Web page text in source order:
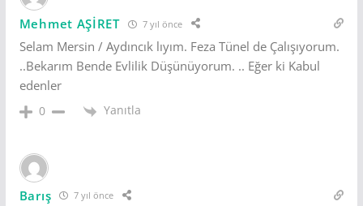
Mehmet AŞİRET 7 yıl önce
Selam Mersin / Aydıncık lıyım. Feza Tünel de Çalışıyorum.
..Bekarım Bende Evlilik Düşünüyorum. .. Eğer ki Kabul
edenler
0 Yanıtla
Barış 7 yıl önce